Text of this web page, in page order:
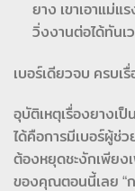
ยาง เขาเอาแม่แ
วิ่งงานต่อได้ทันเ
เบอร์เดียวจบ ครบเ
อุบัติเหตุเรื่องยางเ
ได้คือการมีเบอร์ผู้ช่
ต้องหยุดชะงักเพียงเ
ของคุณตอนนี้เลย “